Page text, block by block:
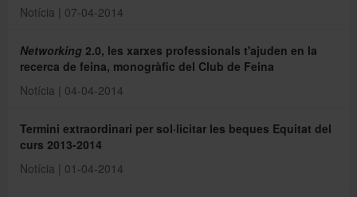
Notícia | 07-04-2014
Networking 2.0, les xarxes professionals t'ajuden en la
recerca de feina, monogràfic del Club de Feina
Notícia | 04-04-2014
Termini extraordinari per sol·licitar les beques Equitat del
curs 2013-2014
Notícia | 01-04-2014